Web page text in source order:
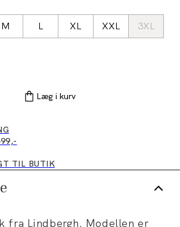
M L XL XXL
3XL
Læg i kurv
TIL BUTIK
fra Lindbergh. Modellen er